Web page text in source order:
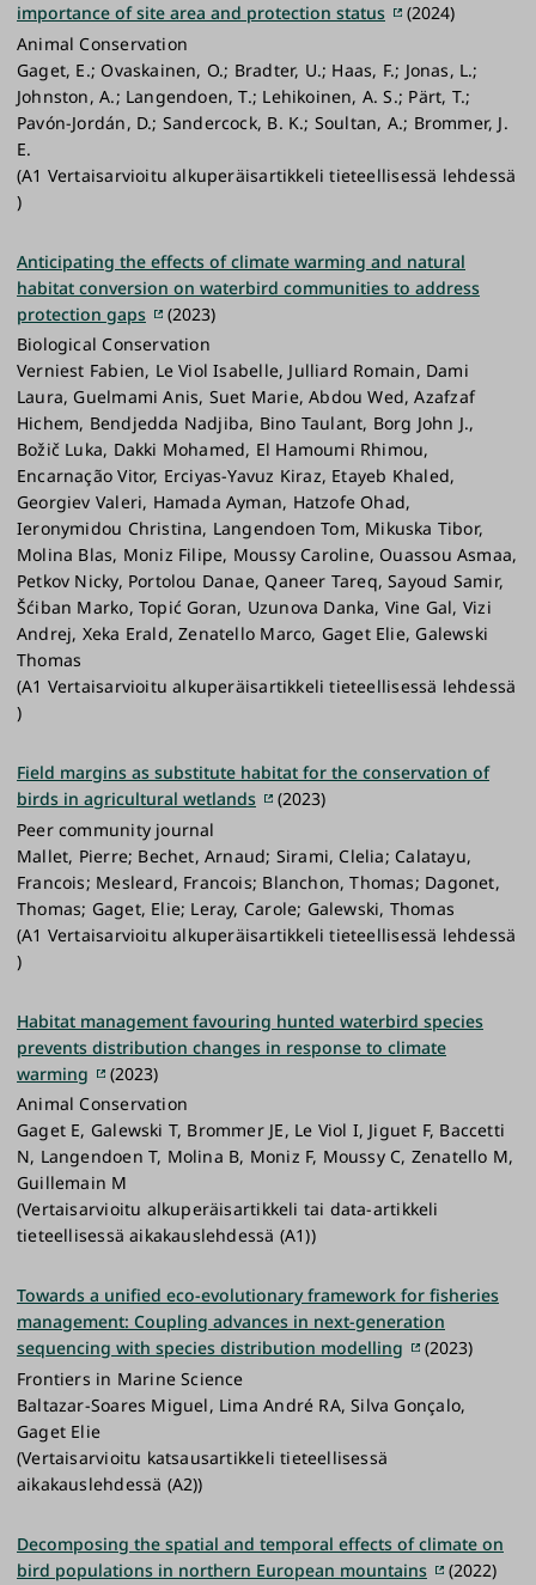
importance of site area and protection status
(2024)
Animal Conservation
Gaget, E.; Ovaskainen, O.; Bradter, U.; Haas, F.; Jonas, L.;
Johnston, A.; Langendoen, T.; Lehikoinen, A. S.; Pärt, T.;
Pavón-Jordán, D.; Sandercock, B. K.; Soultan, A.; Brommer, J.
E.
(A1 Vertaisarvioitu alkuperäisartikkeli tieteellisessä lehdessä
)
Anticipating the effects of climate warming and natural
habitat conversion on waterbird communities to address
protection gaps
(2023)
Biological Conservation
Verniest Fabien, Le Viol Isabelle, Julliard Romain, Dami
Laura, Guelmami Anis, Suet Marie, Abdou Wed, Azafzaf
Hichem, Bendjedda Nadjiba, Bino Taulant, Borg John J.,
Božič Luka, Dakki Mohamed, El Hamoumi Rhimou,
Encarnação Vitor, Erciyas-Yavuz Kiraz, Etayeb Khaled,
Georgiev Valeri, Hamada Ayman, Hatzofe Ohad,
Ieronymidou Christina, Langendoen Tom, Mikuska Tibor,
Molina Blas, Moniz Filipe, Moussy Caroline, Ouassou Asmaa,
Petkov Nicky, Portolou Danae, Qaneer Tareq, Sayoud Samir,
Šćiban Marko, Topić Goran, Uzunova Danka, Vine Gal, Vizi
Andrej, Xeka Erald, Zenatello Marco, Gaget Elie, Galewski
Thomas
(A1 Vertaisarvioitu alkuperäisartikkeli tieteellisessä lehdessä
)
Field margins as substitute habitat for the conservation of
birds in agricultural wetlands
(2023)
Peer community journal
Mallet, Pierre; Bechet, Arnaud; Sirami, Clelia; Calatayu,
Francois; Mesleard, Francois; Blanchon, Thomas; Dagonet,
Thomas; Gaget, Elie; Leray, Carole; Galewski, Thomas
(A1 Vertaisarvioitu alkuperäisartikkeli tieteellisessä lehdessä
)
Habitat management favouring hunted waterbird species
prevents distribution changes in response to climate
warming
(2023)
Animal Conservation
Gaget E, Galewski T, Brommer JE, Le Viol I, Jiguet F, Baccetti
N, Langendoen T, Molina B, Moniz F, Moussy C, Zenatello M,
Guillemain M
(Vertaisarvioitu alkuperäisartikkeli tai data-artikkeli
tieteellisessä aikakauslehdessä (A1))
Towards a unified eco-evolutionary framework for fisheries
management: Coupling advances in next-generation
sequencing with species distribution modelling
(2023)
Frontiers in Marine Science
Baltazar-Soares Miguel, Lima André RA, Silva Gonçalo,
Gaget Elie
(Vertaisarvioitu katsausartikkeli tieteellisessä
aikakauslehdessä (A2))
Decomposing the spatial and temporal effects of climate on
bird populations in northern European mountains
(2022)